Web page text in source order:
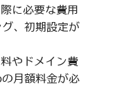
に必要な費用
、初期設定が
やドメイン費
月額料金が必